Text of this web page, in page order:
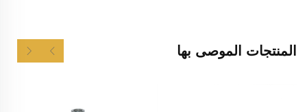
المنتجات الموصى بها